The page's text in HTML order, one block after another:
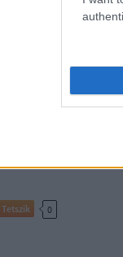
Tetszik 0